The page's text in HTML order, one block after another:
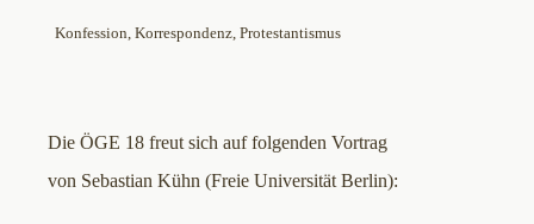
Konfession, Korrespondenz, Protestantismus
Die ÖGE 18 freut sich auf folgenden Vortrag
von Sebastian Kühn (Freie Universität Berlin):